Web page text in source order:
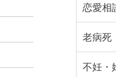
恋愛相
老病死
不妊・